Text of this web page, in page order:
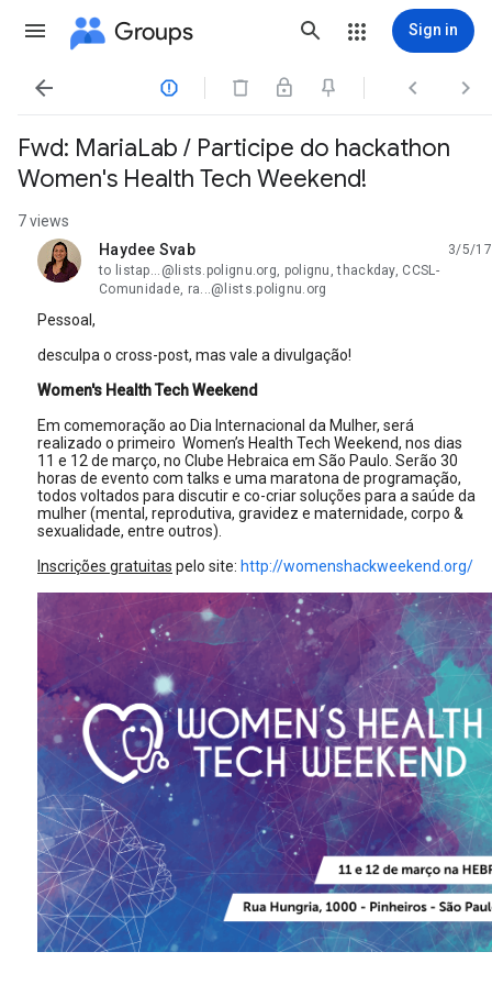
Groups Sign in
   
Fwd: MariaLab / Participe do hackathon
Women's Health Tech Weekend!
7 views
Haydee Svab
unread,
3/5/17
to listap...@lists.polignu.org, polignu, thackday, CCSL-
Comunidade, ra...@lists.polignu.org
Pessoal,
desculpa o cross-post, mas vale a divulgação!
Women's Health Tech Weekend
Em comemoração ao Dia Internacional da Mulher, será
realizado o primeiro Women’s Health Tech Weekend, nos dias
11 e 12 de março, no Clube Hebraica em São Paulo. Serão 30
horas de evento com talks e uma maratona de programação,
todos voltados para discutir e co-criar soluções para a saúde da
mulher (mental, reprodutiva, gravidez e maternidade, corpo &
sexualidade, entre outros).
Inscrições gratuitas pelo site: http://womenshackweekend.org/